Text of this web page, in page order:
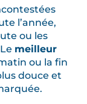
l’année,
ou les
meilleur
ou la fin
douce et